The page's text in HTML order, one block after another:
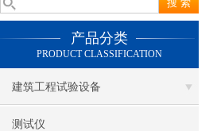
产品分类
PRODUCT CLASSIFICATION
建筑工程试验设备
测试仪